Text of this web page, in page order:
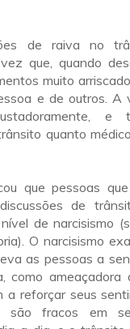
de raiva no
que, quando
muito
e de outros. A
e
quanto
que pessoas
de
de narcisismo
O narcisismo
as pessoas a
como
a reforçar seus
são fracos em